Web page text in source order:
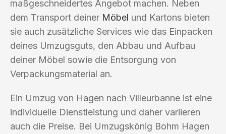
maßgeschneidertes Angebot machen. Neben
dem Transport deiner Möbel und Kartons bieten
sie auch zusätzliche Services wie das Einpacken
deines Umzugsguts, den Abbau und Aufbau
deiner Möbel sowie die Entsorgung von
Verpackungsmaterial an.
Ein Umzug von Hagen nach Villeurbanne ist eine
individuelle Dienstleistung und daher variieren
auch die Preise. Bei Umzugskönig Bohm Hagen